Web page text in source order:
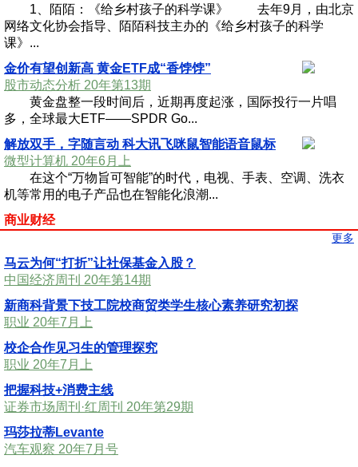
1、陌陌：《给乡村孩子的科学课》 去年9月，由北京
网络文化协会指导、陌陌科技主办的《给乡村孩子的科学
课》...
金价有望创新高 黄金ETF成“香饽饽”
股市动态分析 20年第13期
黄金盘整一段时间后，近期再度起涨，国际投行一片唱
多，全球最大ETF——SPDR Go...
解放双手，字随言动 科大讯飞咪鼠智能语音鼠标
微型计算机 20年6月上
在这个“万物旨可智能”的时代，电视、手表、空调、洗衣
机等常用的电子产品也在智能化浪潮...
商业财经
更多
马云为何“打折”让社保基金入股？
中国经济周刊 20年第14期
新商科背景下技工院校商贸类学生核心素养研究初探
职业 20年7月上
校企合作见习生的管理探究
职业 20年7月上
把握科技+消费主线
证券市场周刊·红周刊 20年第29期
玛莎拉蒂Levante
汽车观察 20年7月号